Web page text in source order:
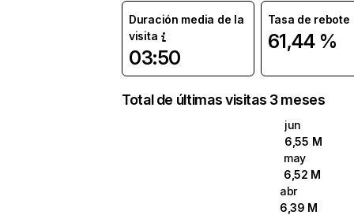
Duración media de la
visita
03:50
Tasa de rebote
61,44 %
Total de últimas visitas 3 meses
jun
6,55 M
may
6,52 M
abr
6,39 M